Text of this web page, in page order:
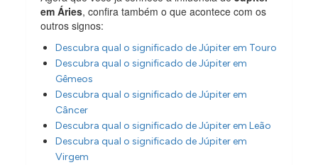
em Áries, confira também o que acontece com os
outros signos:
Descubra qual o significado de Júpiter em Touro
Descubra qual o significado de Júpiter em
Gêmeos
Descubra qual o significado de Júpiter em
Câncer
Descubra qual o significado de Júpiter em Leão
Descubra qual o significado de Júpiter em
Virgem